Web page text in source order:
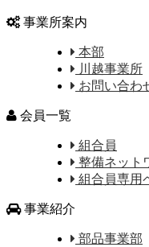
事業所案内
本部
川越事業所
お問い合わ
会員一覧
組合員
整備ネット
組合員専用
事業紹介
部品事業部